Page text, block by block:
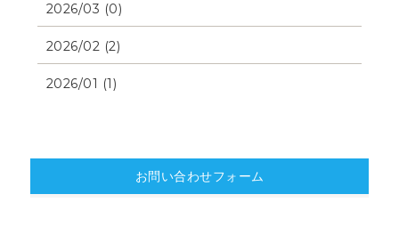
2026/03 (0)
2026/02 (2)
2026/01 (1)
お問い合わせフォーム